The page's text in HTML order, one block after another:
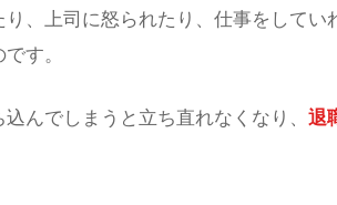
、上司に怒られたり、仕事をしてい
す。
んでしまうと立ち直れなくなり、 退